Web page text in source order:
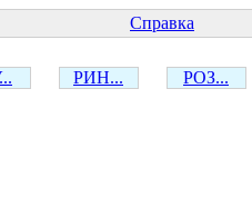
Справка
РИН... РОЗ...